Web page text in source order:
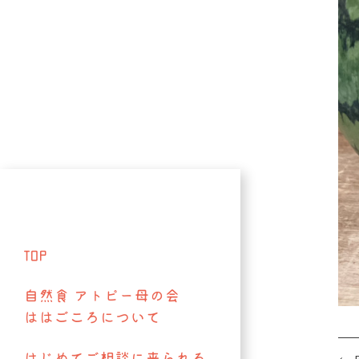
TOP
自然食 アトピー母の会
ははごころについて